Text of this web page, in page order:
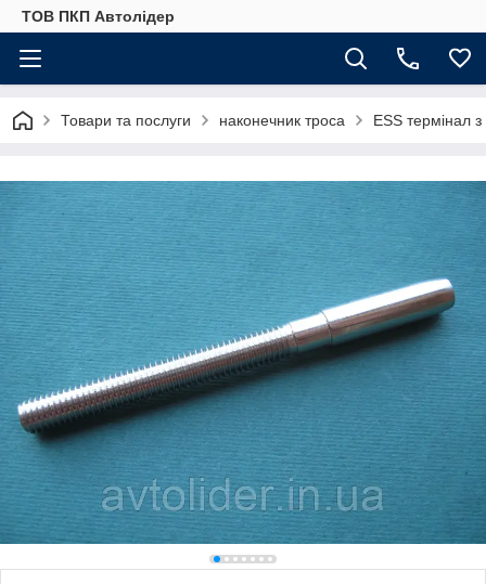
ТОВ ПКП Автолідер
Товари та послуги наконечник троса ESS термінал